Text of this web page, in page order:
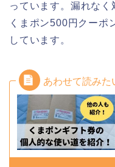
っています。漏れな
くまポン500円クーポ
しています。